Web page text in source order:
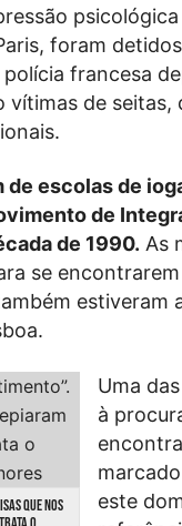
foram
francesa
vítimas de
escolas de
de
de 1990. As
se
estiveram
QUE NOS
Uma
à
este